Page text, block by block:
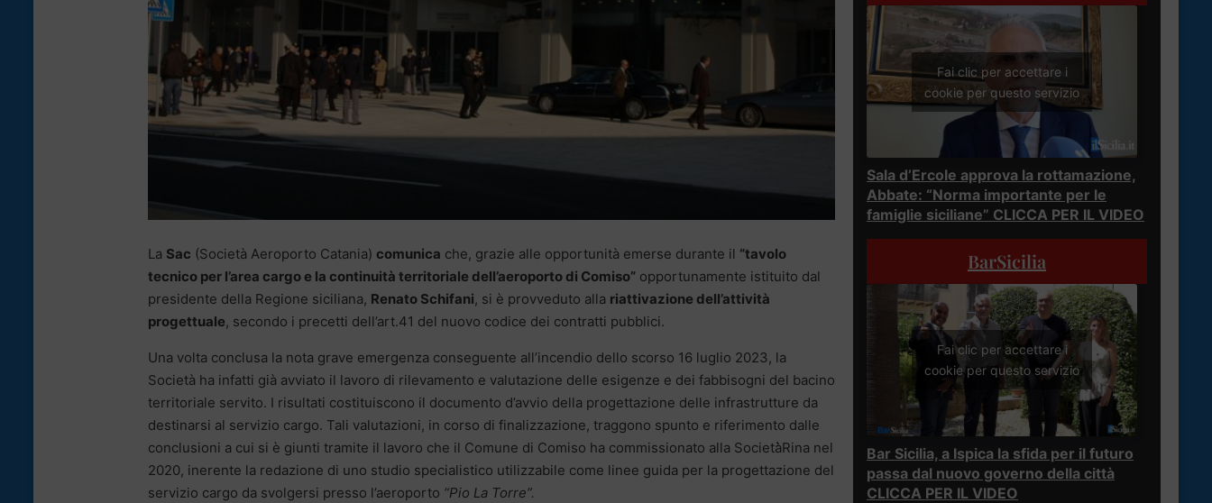
La Sac (Società Aeroporto Catania) comunica che, grazie alle opportunità emerse durante il “tavolo
tecnico per l’area cargo e la continuità territoriale dell’aeroporto di Comiso” opportunamente istituito dal
presidente della Regione siciliana, Renato Schifani, si è provveduto alla riattivazione dell’attività
progettuale, secondo i precetti dell’art.41 del nuovo codice dei contratti pubblici.
Una volta conclusa la nota grave emergenza conseguente all’incendio dello scorso 16 luglio 2023, la
Società ha infatti già avviato il lavoro di rilevamento e valutazione delle esigenze e dei fabbisogni del bacino
territoriale servito. I risultati costituiscono il documento d’avvio della progettazione delle infrastrutture da
destinarsi al servizio cargo. Tali valutazioni, in corso di finalizzazione, traggono spunto e riferimento dalle
conclusioni a cui si è giunti tramite il lavoro che il Comune di Comiso ha commissionato alla Società̀Rina nel
2020, inerente la redazione di uno studio specialistico utilizzabile come linee guida per la progettazione del
servizio cargo da svolgersi presso l’aeroporto “Pio La Torre”.
Fai clic per accettare i
cookie per questo servizio
Sala d’Ercole approva la rottamazione,
Abbate: “Norma importante per le
famiglie siciliane” CLICCA PER IL VIDEO
BarSicilia
Fai clic per accettare i
cookie per questo servizio
Bar Sicilia, a Ispica la sfida per il futuro
passa dal nuovo governo della città
CLICCA PER IL VIDEO